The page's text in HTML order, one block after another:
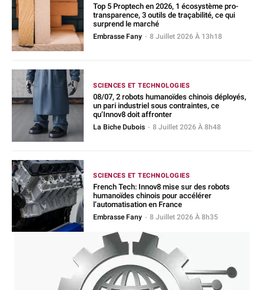
Top 5 Proptech en 2026, 1 écosystème pro-
transparence, 3 outils de traçabilité, ce qui
surprend le marché
Embrasse Fany - 8 Juillet 2026 À 13h18
SCIENCES ET TECHNOLOGIES
08/07, 2 robots humanoïdes chinois déployés,
un pari industriel sous contraintes, ce
qu’Innov8 doit affronter
La Biche Dubois - 8 Juillet 2026 À 8h48
SCIENCES ET TECHNOLOGIES
French Tech: Innov8 mise sur des robots
humanoïdes chinois pour accélérer
l’automatisation en France
Embrasse Fany - 8 Juillet 2026 À 8h35